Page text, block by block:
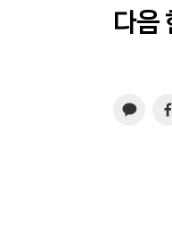
다음